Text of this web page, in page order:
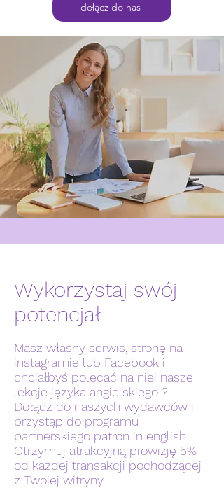
dołącz do nas
Wykorzystaj swój
potencjał
Masz własny serwis, stronę na
instagramie lub Facebook i
chciałbyś polecać na niej nasze
lekcje języka angielskiego ?
Dołącz do naszych wydawców i
przystąp do programu
partnerskiego patron in english.
Otrzymuj atrakcyjną prowizję 5%
od każdej transakcji pochodzącej
z Twojej witryny.